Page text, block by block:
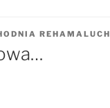
REHAMALUCH